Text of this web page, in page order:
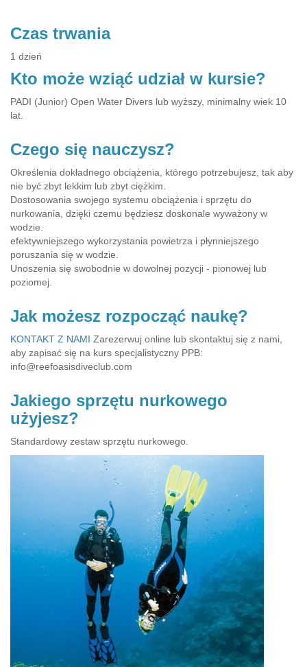
Czas trwania
1 dzień
Kto może wziąć udział w kursie?
PADI (Junior) Open Water Divers lub wyższy, minimalny wiek 10
lat.
Czego się nauczysz?
Określenia dokładnego obciążenia, którego potrzebujesz, tak aby
nie być zbyt lekkim lub zbyt ciężkim.
Dostosowania swojego systemu obciążenia i sprzętu do
nurkowania, dzięki czemu będziesz doskonale wyważony w
wodzie.
efektywniejszego wykorzystania powietrza i płynniejszego
poruszania się w wodzie.
Unoszenia się swobodnie w dowolnej pozycji - pionowej lub
poziomej.
Jak możesz rozpocząć naukę?
KONTAKT Z NAMI Zarezerwuj online lub skontaktuj się z nami,
aby zapisać się na kurs specjalistyczny PPB:
info@reefoasisdiveclub.com
Jakiego sprzętu nurkowego
użyjesz?
Standardowy zestaw sprzętu nurkowego.